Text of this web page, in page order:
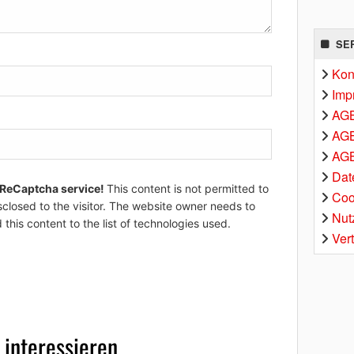
service! This content is not permitted to
to the visitor. The website owner needs to
content to the list of technologies used.